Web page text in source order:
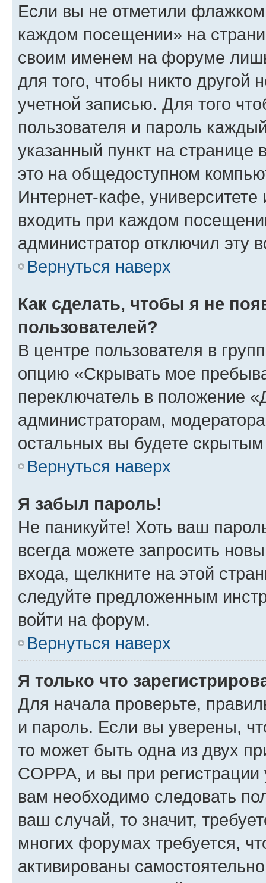
Если вы не отметили флажком
каждом посещении» на
своим именем на форуме
для того, чтобы никто другой
учетной записью. Для того
пользователя и пароль
указанный пункт на
это на общедоступном
Интернет-кафе, университете
входить при каждом
администратор отключил эту
Вернуться наверх
Как сделать, чтобы я не
пользователей?
В центре пользователя в
опцию «Скрывать мое
переключатель в положение
администраторам,
остальных вы будете
Вернуться наверх
Я забыл пароль!
Не паникуйте! Хоть ваш
всегда можете запросить
входа, щелкните на этой
следуйте предложенным
войти на форум.
Вернуться наверх
Я только что
Для начала проверьте,
и пароль. Если вы уверены,
то может быть одна из двух
COPPA, и вы при
вам необходимо следовать
ваш случай, то значит,
многих форумах требуется,
активированы